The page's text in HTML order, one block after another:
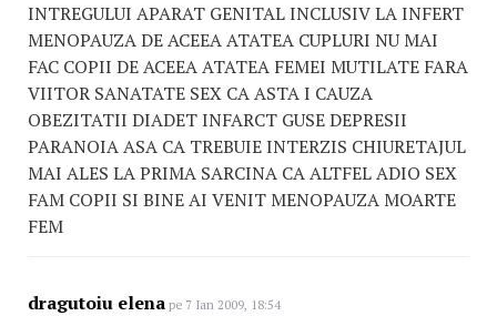
INTREGULUI APARAT GENITAL INCLUSIV LA INFERT
MENOPAUZA DE ACEEA ATATEA CUPLURI NU MAI
FAC COPII DE ACEEA ATATEA FEMEI MUTILATE FARA
VIITOR SANATATE SEX CA ASTA I CAUZA
OBEZITATII DIADET INFARCT GUSE DEPRESII
PARANOIA ASA CA TREBUIE INTERZIS CHIURETAJUL
MAI ALES LA PRIMA SARCINA CA ALTFEL ADIO SEX
FAM COPII SI BINE AI VENIT MENOPAUZA MOARTE
FEM
dragutoiu elena pe 7 Ian 2009, 18:54